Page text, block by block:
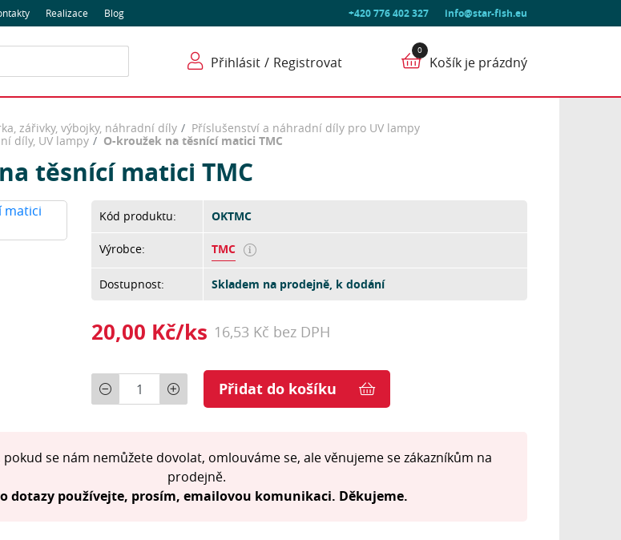
+420 776 402 327 info@star-fish.eu
Realizace Blog
Přihlásit Registrovat Košík je prázdný
zářivky, výbojky, náhradní díly
Příslušenství a náhradní díly pro UV lampy
díly, UV lampy
O-kroužek na těsnící matici TMC
těsnící matici TMC
Kód produktu: OKTMC
Výrobce: TMC
Dostupnost: Skladem na prodejně, k dodání
20,00 Kč/ks 16,53 Kč bez DPH
Počet Přidat do košíku
pokud se nám nemůžete dovolat, omlouváme se, ale věnujeme se zákazníkům na
prodejně.
dotazy používejte, prosím, emailovou komunikaci. Děkujeme.